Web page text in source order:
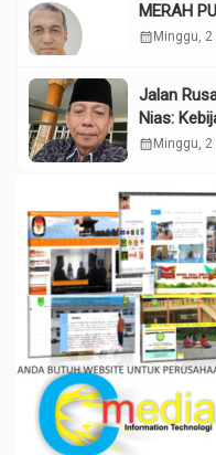
MERAH
calendar_month Minggu,
Jalan
Nias:
calendar_month Minggu,